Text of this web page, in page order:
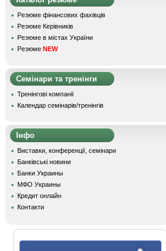
Резюме фінансових фахівців
Резюме Керівників
Резюме в містах України
Резюме NEW
Семінари та тренінги
Тренінгові компанії
Календар семінарів/тренінгів
Інфо
Виставки, конференції, семінари
Банківські новини
Банки Украины
МФО Украины
Кредит онлайн
Контакти